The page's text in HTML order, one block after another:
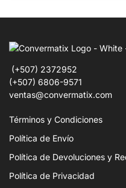
(+507) 2372952
(+507) 6806-9571
ventas@convermatix.com
Términos y Condiciones
Política de Envío
Política de Devoluciones y
Política de Privacidad